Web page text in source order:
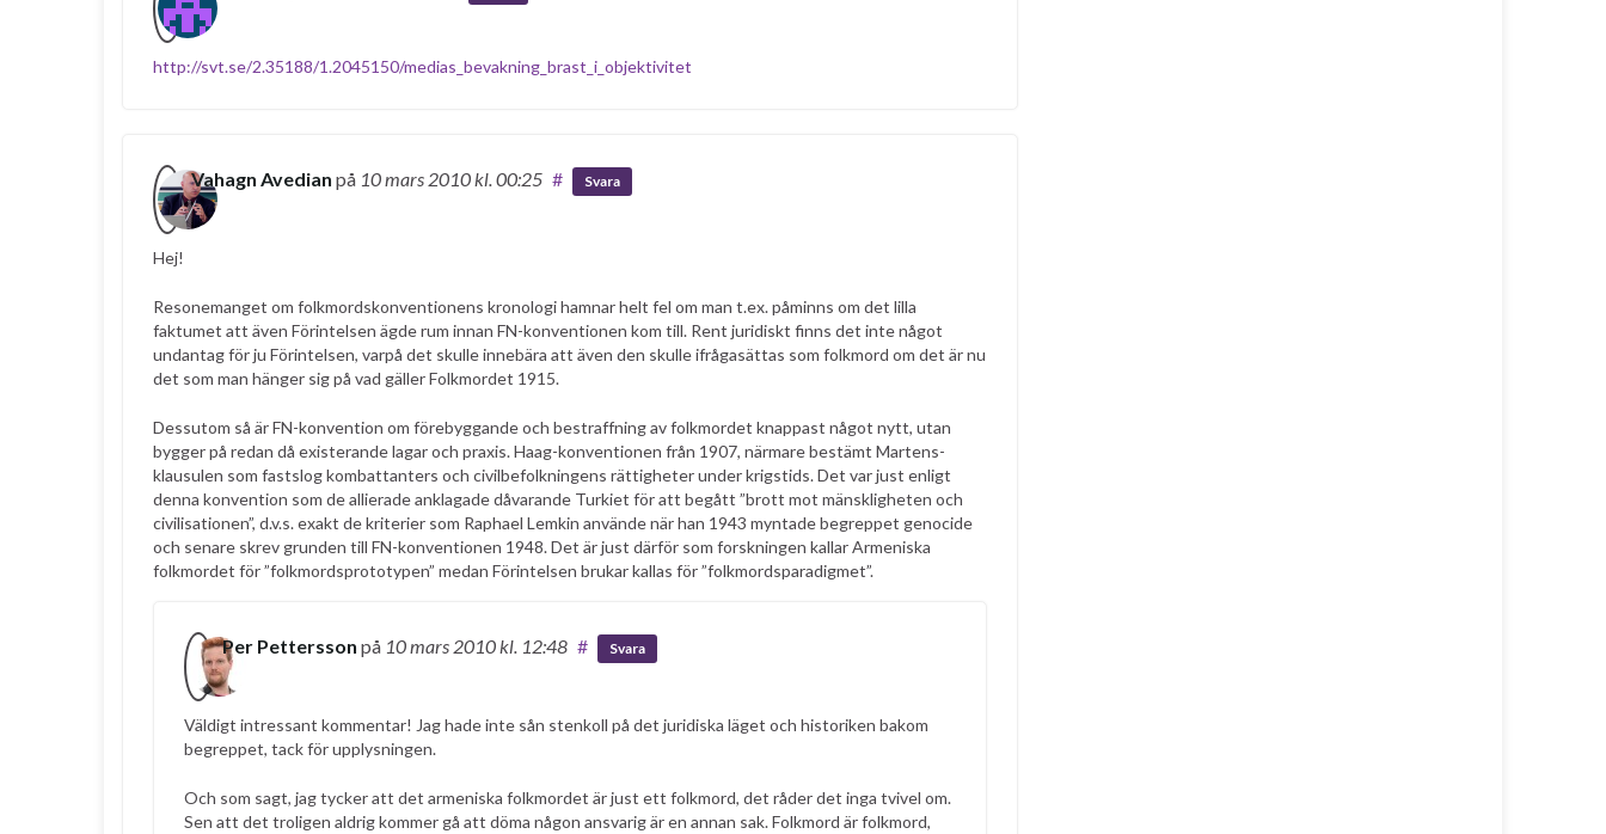
http://svt.se/2.35188/1.2045150/medias_bevakning_brast_i_objektivitet
Vahagn Avedian på 10 mars 2010kl. 00:25 # Svara
Hej!
Resonemanget om folkmordskonventionens kronologi hamnar helt fel om man t.ex. påminns om det lilla
faktumet att även Förintelsen ägde rum innan FN-konventionen kom till. Rent juridiskt finns det inte något
undantag för ju Förintelsen, varpå det skulle innebära att även den skulle ifrågasättas som folkmord om det är nu
det som man hänger sig på vad gäller Folkmordet 1915.
Dessutom så är FN-konvention om förebyggande och bestraffning av folkmordet knappast något nytt, utan
bygger på redan då existerande lagar och praxis. Haag-konventionen från 1907, närmare bestämt Martens-
klausulen som fastslog kombattanters och civilbefolkningens rättigheter under krigstids. Det var just enligt
denna konvention som de allierade anklagade dåvarande Turkiet för att begått ”brott mot mänskligheten och
civilisationen”, d.v.s. exakt de kriterier som Raphael Lemkin använde när han 1943 myntade begreppet genocide
och senare skrev grunden till FN-konventionen 1948. Det är just därför som forskningen kallar Armeniska
folkmordet för ”folkmordsprototypen” medan Förintelsen brukar kallas för ”folkmordsparadigmet”.
Per Pettersson på 10 mars 2010kl. 12:48 # Svara
Väldigt intressant kommentar! Jag hade inte sån stenkoll på det juridiska läget och historiken bakom
begreppet, tack för upplysningen.
Och som sagt, jag tycker att det armeniska folkmordet är just ett folkmord, det råder det inga tvivel om.
Sen att det troligen aldrig kommer gå att döma någon ansvarig är en annan sak. Folkmord är folkmord,